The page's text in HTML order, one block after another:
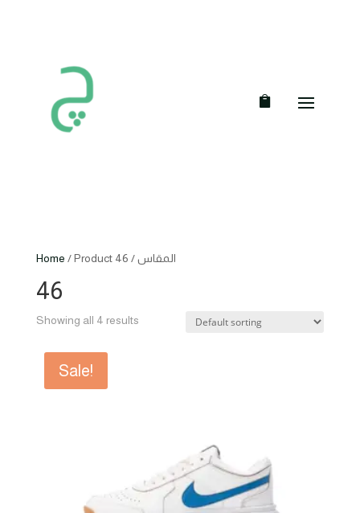
Home / Product المقاس / 46
46
Showing all 4 results
Sale!